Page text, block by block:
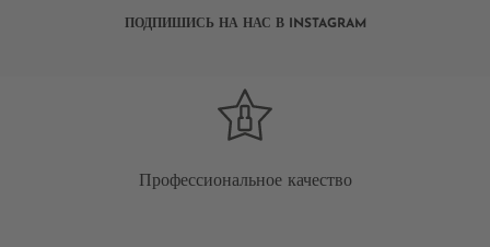
ПОДПИШИСЬ НА НАС В INSTAGRAM
Профессиональное качество